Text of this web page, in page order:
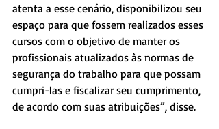
atenta a esse cenário, disponibilizou seu
espaço para que fossem realizados esses
cursos com o objetivo de manter os
profissionais atualizados às normas de
segurança do trabalho para que possam
cumpri-las e fiscalizar seu cumprimento,
de acordo com suas atribuições”, disse.